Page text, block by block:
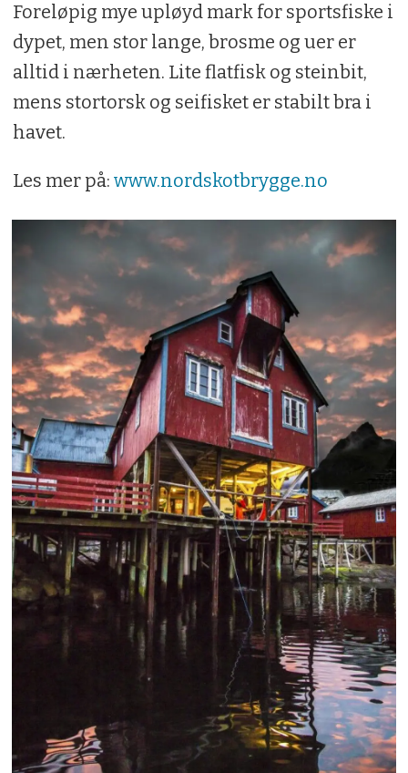
Foreløpig mye upløyd mark for sportsfiske i
dypet, men stor lange, brosme og uer er
alltid i nærheten. Lite flatfisk og steinbit,
mens stortorsk og seifisket er stabilt bra i
havet.
Les mer på: www.nordskotbrygge.no